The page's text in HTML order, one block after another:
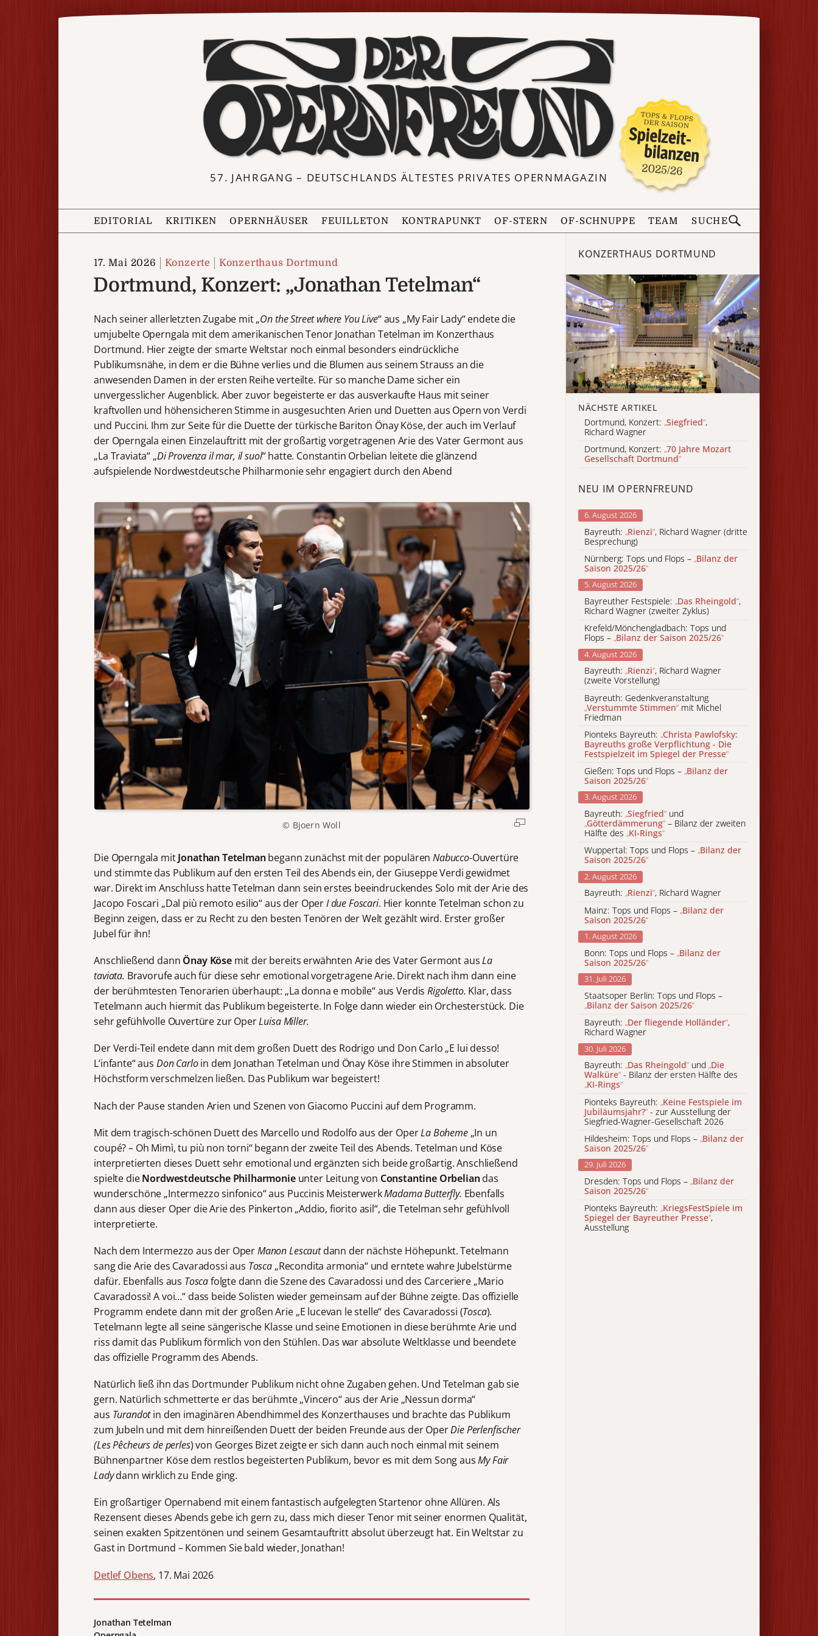
57. JAHRGANG – DEUTSCHLANDS ÄLTESTES PRIVATES OPERNMAGAZIN
EDITORIAL KRITIKEN OPERNHÄUSER FEUILLETON KONTRAPUNKT OF-STERN OF-SCHNUPPE TEAM SUCHE
17. Mai 2026 Konzerte Konzerthaus Dortmund
Dortmund, Konzert: „Jonathan Tetelman“
Nach seiner allerletzten Zugabe mit „On the Street where You Live“ aus „My Fair Lady“ endete die
umjubelte Operngala mit dem amerikanischen Tenor Jonathan Tetelman im Konzerthaus
Dortmund. Hier zeigte der smarte Weltstar noch einmal besonders eindrückliche
Publikumsnähe, in dem er die Bühne verlies und die Blumen aus seinem Strauss an die
anwesenden Damen in der ersten Reihe verteilte. Für so manche Dame sicher ein
unvergesslicher Augenblick. Aber zuvor begeisterte er das ausverkaufte Haus mit seiner
kraftvollen und höhensicheren Stimme in ausgesuchten Arien und Duetten aus Opern von Verdi
und Puccini. Ihm zur Seite für die Duette der türkische Bariton Önay Köse, der auch im Verlauf
der Operngala einen Einzelauftritt mit der großartig vorgetragenen Arie des Vater Germont aus
„La Traviata“ „Di Provenza il mar, il suol“ hatte. Constantin Orbelian leitete die glänzend
aufspielende Nordwestdeutsche Philharmonie sehr engagiert durch den Abend
© Bjoern Woll
Die Operngala mitJonathan Tetelmanbegann zunächst mit der populärenNabucco-Ouvertüre
und stimmte das Publikum auf den ersten Teil des Abends ein, der Giuseppe Verdi gewidmet
war. Direkt im Anschluss hatte Tetelman dann sein erstes beeindruckendes Solo mit der Arie des
Jacopo Foscari „Dal più remoto esilio“ aus der OperI due Foscari. Hier konnte Tetelman schon zu
Beginn zeigen, dass er zu Recht zu den besten Tenören der Welt gezählt wird. Erster großer
Jubel für ihn!
Anschließend dann Önay Kösemit der bereits erwähnten Arie des Vater Germont ausLa
taviata. Bravorufe auch für diese sehr emotional vorgetragene Arie. Direkt nach ihm dann eine
der berühmtesten Tenorarien überhaupt: „La donna e mobile“ aus VerdisRigoletto. Klar, dass
Tetelmann auch hiermit das Publikum begeisterte. In Folge dann wieder ein Orchesterstück. Die
sehr gefühlvolle Ouvertüre zur OperLuisa Miller.
Der Verdi-Teil endete dann mit dem großen Duett des Rodrigo und Don Carlo „E lui desso!
L’infante“ aus Don Carloin dem Jonathan Tetelman und Önay Köse ihre Stimmen in absoluter
Höchstform verschmelzen ließen. Das Publikum war begeistert!
Nach der Pause standen Arien und Szenen von Giacomo Puccini auf dem Programm.
Mit dem tragisch-schönen Duett des Marcello und Rodolfo aus der OperLa Boheme„In un
coupé? – Oh Mimì, tu più non torni“ begann der zweite Teil des Abends. Tetelman und Köse
interpretierten dieses Duett sehr emotional und ergänzten sich beide großartig. Anschließend
spielte dieNordwestdeutsche Philharmonieunter Leitung von Constantine Orbeliandas
wunderschöne „Intermezzo sinfonico“ aus Puccinis MeisterwerkMadama Butterfly. Ebenfalls
dann aus dieser Oper die Arie des Pinkerton „Addio, fiorito asil“, die Tetelman sehr gefühlvoll
interpretierte.
Nach dem Intermezzo aus der OperManon Lescautdann der nächste Höhepunkt. Tetelmann
sang die Arie des Cavaradossi aus Tosca „Recondita armonia“ und erntete wahre Jubelstürme
dafür. Ebenfalls aus Toscafolgte dann die Szene des Cavaradossi und des Carceriere „Mario
Cavaradossi! A voi…“ dass beide Solisten wieder gemeinsam auf der Bühne zeigte. Das offizielle
Programm endete dann mit der großen Arie „E lucevan le stelle“ des Cavaradossi (Tosca).
Tetelmann legte all seine sängerische Klasse und seine Emotionen in diese berühmte Arie und
riss damit das Publikum förmlich von den Stühlen. Das war absolute Weltklasse und beendete
das offizielle Programm des Abends.
Natürlich ließ ihn das Dortmunder Publikum nicht ohne Zugaben gehen. Und Tetelman gab sie
gern. Natürlich schmetterte er das berühmte „Vincero“ aus der Arie „Nessun dorma“
aus Turandotin den imaginären Abendhimmel des Konzerthauses und brachte das Publikum
zum Jubeln und mit dem hinreißenden Duett der beiden Freunde aus der OperDie Perlenfischer
(Les Pêcheurs de perles) von Georges Bizet zeigte er sich dann auch noch einmal mit seinem
Bühnenpartner Köse dem restlos begeisterten Publikum, bevor es mit dem Song ausMy Fair
Ladydann wirklich zu Ende ging.
Ein großartiger Opernabend mit einem fantastisch aufgelegten Startenor ohne Allüren. Als
Rezensent dieses Abends gebe ich gern zu, dass mich dieser Tenor mit seiner enormen Qualität,
seinen exakten Spitzentönen und seinem Gesamtauftritt absolut überzeugt hat. Ein Weltstar zu
Gast in Dortmund – Kommen Sie bald wieder, Jonathan!
Detlef Obens, 17. Mai 2026
Jonathan Tetelman
KONZERTHAUS DORTMUND
NÄCHSTE ARTIKEL
Dortmund, Konzert: „Siegfried“,
Richard Wagner
Dortmund, Konzert: „70 Jahre Mozart
Gesellschaft Dortmund“
NEU IM OPERNFREUND
6. August 2026
Bayreuth: „Rienzi“, Richard Wagner (dritte
Besprechung)
Nürnberg: Tops und Flops – „Bilanz der
Saison 2025/26“
5. August 2026
Bayreuther Festspiele: „Das Rheingold“,
Richard Wagner (zweiter Zyklus)
Krefeld/Mönchengladbach: Tops und
Flops – „Bilanz der Saison 2025/26“
4. August 2026
Bayreuth: „Rienzi“, Richard Wagner
(zweite Vorstellung)
Bayreuth: Gedenkveranstaltung
„Verstummte Stimmen“ mit Michel
Friedman
Pionteks Bayreuth: „Christa Pawlofsky:
Bayreuths große Verpflichtung - Die
Festspielzeit im Spiegel der Presse“
Gießen: Tops und Flops – „Bilanz der
Saison 2025/26“
3. August 2026
Bayreuth: „Siegfried“ und
„Götterdämmerung“ – Bilanz der zweiten
Hälfte des „KI-Rings“
Wuppertal: Tops und Flops – „Bilanz der
Saison 2025/26“
2. August 2026
Bayreuth: „Rienzi“, Richard Wagner
Mainz: Tops und Flops – „Bilanz der
Saison 2025/26“
1. August 2026
Bonn: Tops und Flops – „Bilanz der
Saison 2025/26“
31. Juli 2026
Staatsoper Berlin: Tops und Flops –
„Bilanz der Saison 2025/26“
Bayreuth: „Der fliegende Holländer“,
Richard Wagner
30. Juli 2026
Bayreuth: „Das Rheingold“ und „Die
Walküre“ - Bilanz der ersten Hälfte des
„KI-Rings“
Pionteks Bayreuth: „Keine Festspiele im
Jubiläumsjahr?“ - zur Ausstellung der
Siegfried-Wagner-Gesellschaft 2026
Hildesheim: Tops und Flops – „Bilanz der
Saison 2025/26“
29. Juli 2026
Dresden: Tops und Flops – „Bilanz der
Saison 2025/26“
Pionteks Bayreuth: „KriegsFestSpiele im
Spiegel der Bayreuther Presse“,
Ausstellung